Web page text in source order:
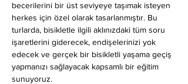
becerilerini bir üst seviyeye taşımak isteyen
herkes için özel olarak tasarlanmıştır. Bu
turlarda, bisikletle ilgili aklınızdaki tüm soru
işaretlerini giderecek, endişelerinizi yok
edecek ve gerçek bir bisikletli yaşama geçiş
yapmanızı sağlayacak kapsamlı bir eğitim
sunuyoruz.